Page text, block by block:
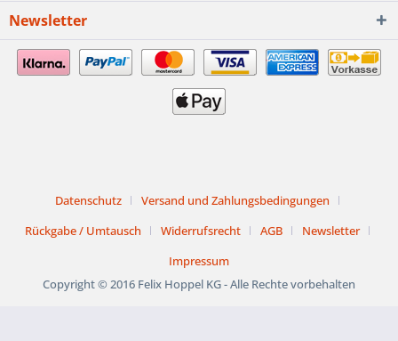
Newsletter
Datenschutz
Versand und Zahlungsbedingungen
Rückgabe / Umtausch
Widerrufsrecht AGB
Newsletter
Impressum
Copyright © 2016 Felix Hoppel KG - Alle Rechte vorbehalten